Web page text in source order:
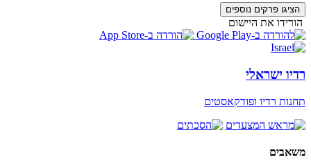
הציגו פרקים נוספים
הורידו את היישום
רדיו ישראלי
תחנות רדיו ופודקאסטים
משאבים